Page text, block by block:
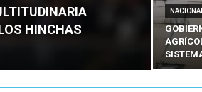
HINCHAS
NACIONAL